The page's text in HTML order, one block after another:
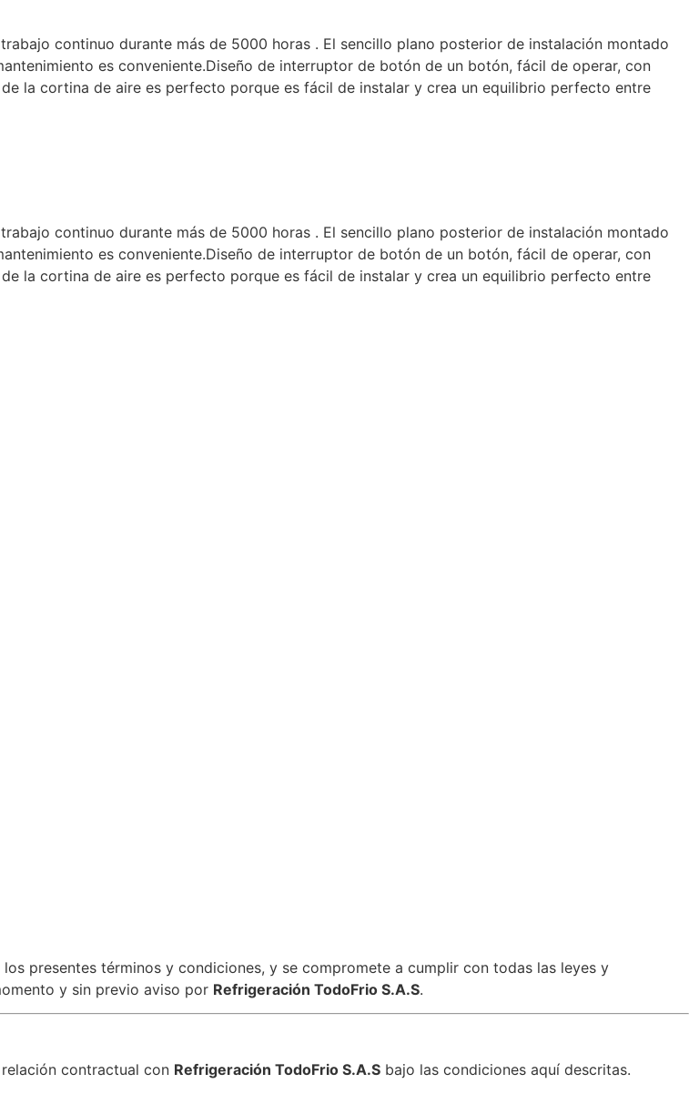
era:
$490,000.00.
es:
$463,000.00.
continuo durante más de 5000 horas . El sencillo plano posterior de instalación montado
es conveniente.Diseño de interruptor de botón de un botón, fácil de operar, con
la cortina de aire es perfecto porque es fácil de instalar y crea un equilibrio perfecto entre
continuo durante más de 5000 horas . El sencillo plano posterior de instalación montado
es conveniente.Diseño de interruptor de botón de un botón, fácil de operar, con
la cortina de aire es perfecto porque es fácil de instalar y crea un equilibrio perfecto entre
presentes términos y condiciones, y se compromete a cumplir con todas las leyes y
y sin previo aviso por Refrigeración TodoFrio S.A.S.
contractual con Refrigeración TodoFrio S.A.S bajo las condiciones aquí descritas.